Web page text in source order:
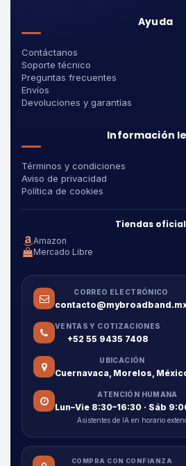
Ayuda
Contáctanos
Soporte técnico
Preguntas frecuentes
Envíos
Devoluciones y garantías
Información
Términos y condiciones
Aviso de privacidad
Política de cookies
Tiendas
Amazon
Mercado Libre
CORREO ELECTRÓNICO
VENTAS Y COTIZACIONES
+52 55 9435 7408
UBICACIÓN
Cuernavaca, Morelos,
ATENCIÓN HUMANA
Lun–Vie 8:30–16:30 · Sáb
Asistentes de IA en horario
COMPRA CON CONFIANZA